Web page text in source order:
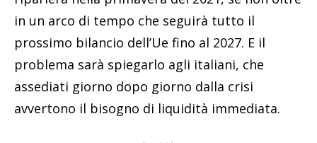
in un arco di tempo che seguirà tutto il
prossimo bilancio dell’Ue fino al 2027. E il
problema sarà spiegarlo agli italiani, che
assediati giorno dopo giorno dalla crisi
avvertono il bisogno di liquidità immediata.